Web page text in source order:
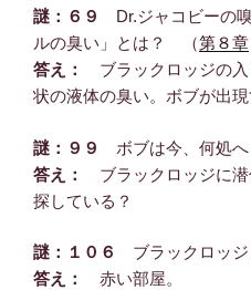
謎：６９
Dr.ジャコビーの
ルの臭い」とは？ （第８章
答え：
ブラックロッジの
状の液体の臭い。ボブが出現
謎：９９ ボブは今、何処
答え：
ブラックロッジに潜
探している？
謎：１０６ ブラックロッ
答え：
赤い部屋。